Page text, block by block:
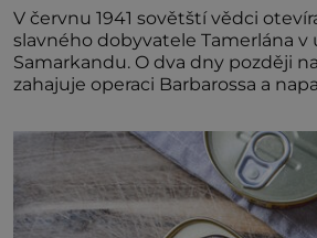
V červnu 1941 sovětští vědci
slavného dobyvatele Tamerlána v
Samarkandu. O dva dny později
zahajuje operaci Barbarossa a